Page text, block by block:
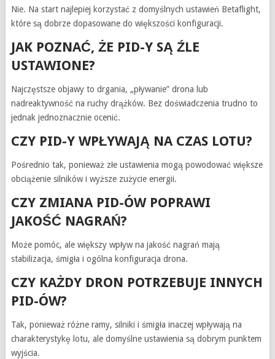
Nie. Na start najlepiej korzystać z domyślnych ustawień Betaflight,
które są dobrze dopasowane do większości konfiguracji.
JAK POZNAĆ, ŻE PID-Y SĄ ŹLE
USTAWIONE?
Najczęstsze objawy to drgania, „pływanie” drona lub
nadreaktywność na ruchy drążków. Bez doświadczenia trudno to
jednak jednoznacznie ocenić.
CZY PID-Y WPŁYWAJĄ NA CZAS LOTU?
Pośrednio tak, ponieważ złe ustawienia mogą powodować większe
obciążenie silników i wyższe zużycie energii.
CZY ZMIANA PID-ÓW POPRAWI
JAKOŚĆ NAGRAŃ?
Może pomóc, ale większy wpływ na jakość nagrań mają
stabilizacja, śmigła i ogólna konfiguracja drona.
CZY KAŻDY DRON POTRZEBUJE INNYCH
PID-ÓW?
Tak, ponieważ różne ramy, silniki i śmigła inaczej wpływają na
charakterystykę lotu, ale domyślne ustawienia są dobrym punktem
wyjścia.